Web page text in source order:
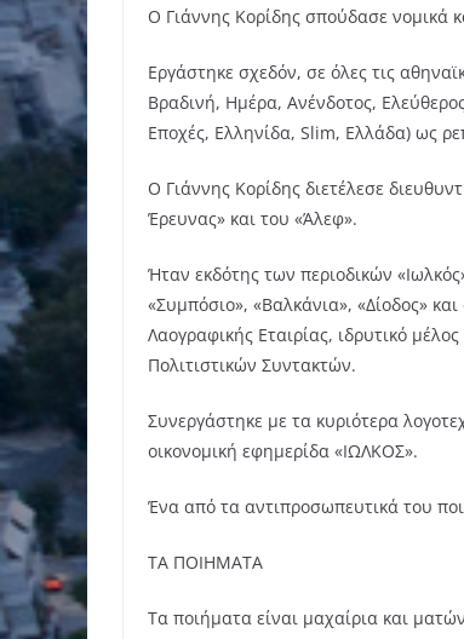
Ο Γιάννης Κορίδης σπούδασε νομικά
Εργάστηκε σχεδόν, σε όλες τις
Βραδινή, Ημέρα, Ανένδοτος,
Εποχές, Ελληνίδα, Slim, Ελλάδα) ως
Ο Γιάννης Κορίδης διετέλεσε
Έρευνας» και του «Άλεφ».
Ήταν εκδότης των περιοδικών
«Συμπόσιο», «Βαλκάνια», «Δίοδος»
Λαογραφικής Εταιρίας, ιδρυτικό
Πολιτιστικών Συντακτών.
Συνεργάστηκε με τα κυριότερα
οικονομική εφημερίδα «ΙΩΛΚΟΣ».
Ένα από τα αντιπροσωπευτικά του
ΤΑ ΠΟΙΗΜΑΤΑ
Τα ποιήματα είναι μαχαίρια και